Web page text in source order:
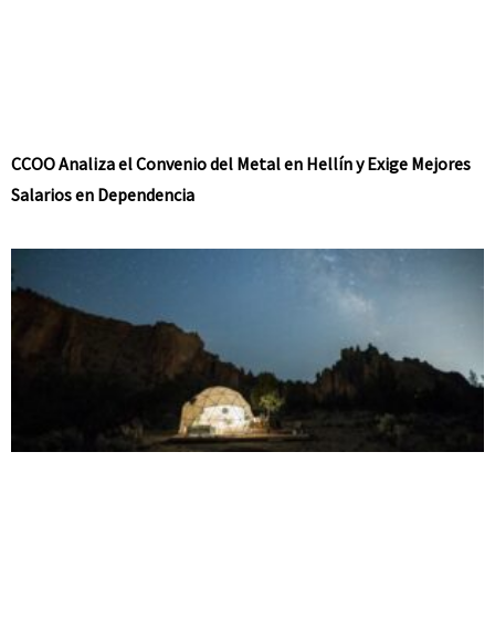
CCOO Analiza el Convenio del Metal en Hellín y Exige Mejores
Salarios en Dependencia